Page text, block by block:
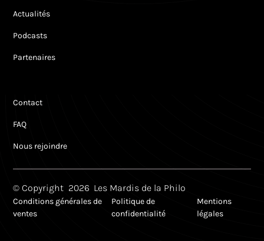
Actualités
Podcasts
Partenaires
Contact
FAQ
Nous rejoindre
© Copyright 2026 Les Mardis de la Philo
Conditions générales de
ventes
Politique de
confidentialité
Mentions
légales